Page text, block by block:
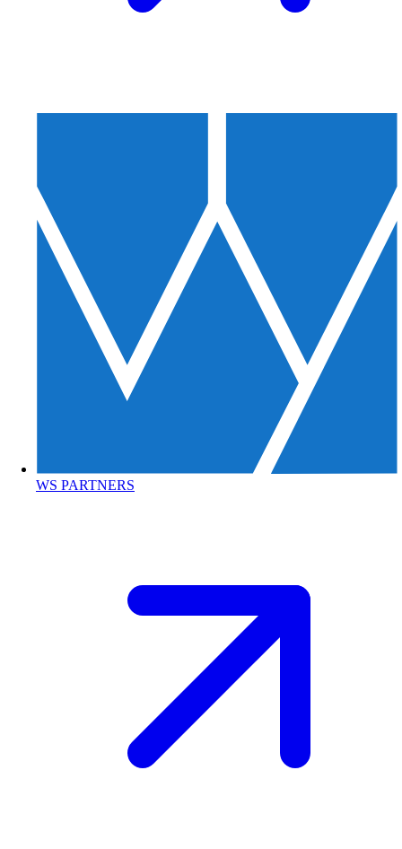
WS PARTNERS